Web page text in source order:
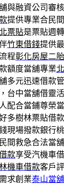
與融資公司審
提供專業合民
票貼是票貼週
竹東借錢提供
程彰化房屋二胎
額度當舖專業
多元迅速借款
台中當舖借靈
配合當鋪尊榮
多樹林票貼借
現場撥款銀行
民間救急合法當
款享受汽機車
機車借款客戶
求創業泰山當舖